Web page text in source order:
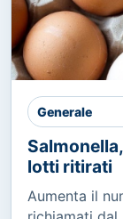
Generale
lotti ritirati
Aumenta il